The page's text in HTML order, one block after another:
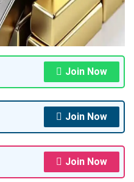
Join Now
Join Now
Join Now